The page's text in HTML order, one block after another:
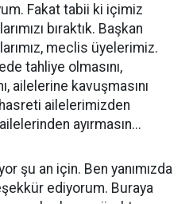
Fakat tabii ki içimiz
bıraktık. Başkan
meclis üyelerimiz.
tahliye olmasını,
ailelerine kavuşmasını
ailelerimizden
ayırmasın...
şu an için. Ben yanımızda
ediyorum. Buraya